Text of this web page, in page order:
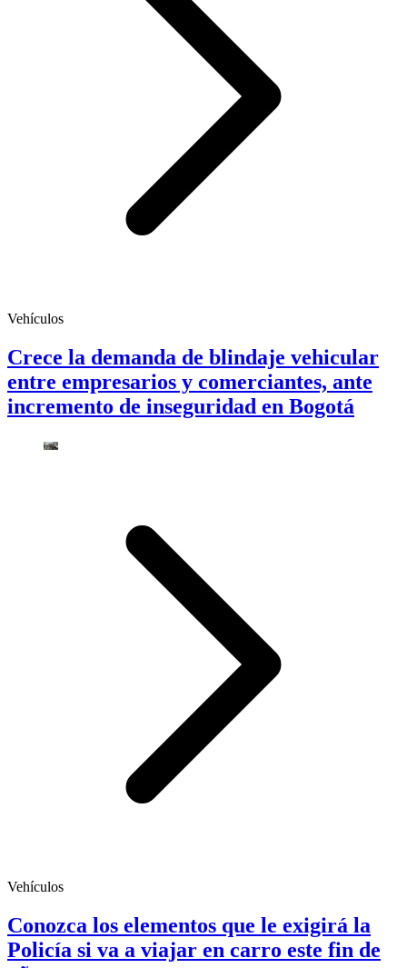
Vehículos
Crece la demanda de blindaje vehicular
entre empresarios y comerciantes, ante
incremento de inseguridad en Bogotá
Vehículos
Conozca los elementos que le exigirá la
Policía si va a viajar en carro este fin de